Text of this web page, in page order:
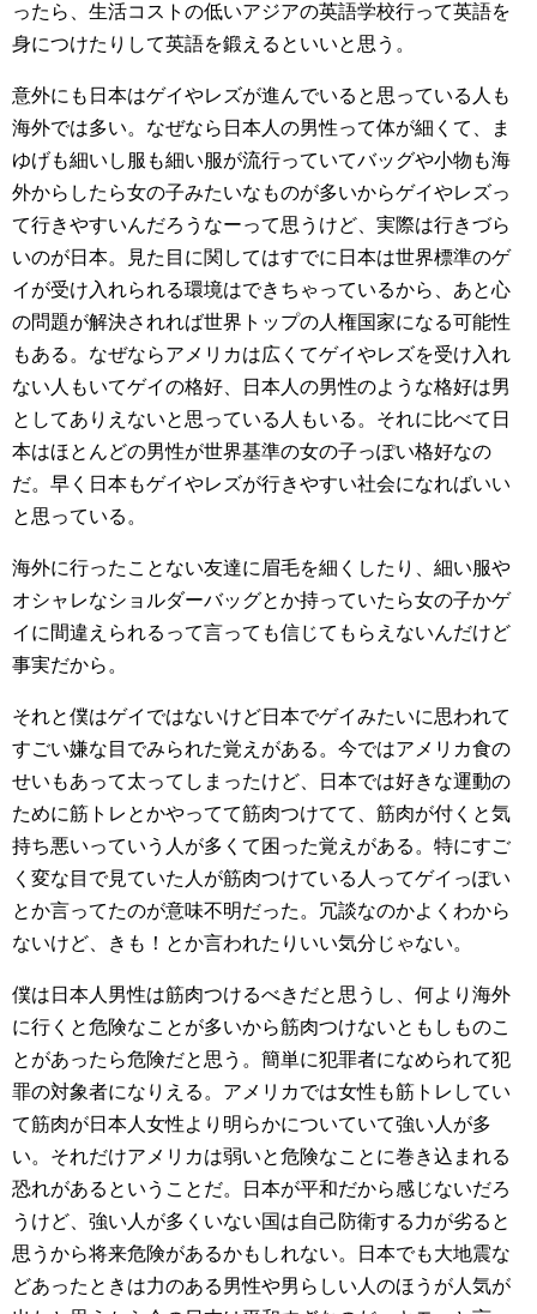
ったら、生活コストの低いアジアの英語学校行って英語を
身につけたりして英語を鍛えるといいと思う。
意外にも日本はゲイやレズが進んでいると思っている人も
海外では多い。なぜなら日本人の男性って体が細くて、ま
ゆげも細いし服も細い服が流行っていてバッグや小物も海
外からしたら女の子みたいなものが多いからゲイやレズっ
て行きやすいんだろうなーって思うけど、実際は行きづら
いのが日本。見た目に関してはすでに日本は世界標準のゲ
イが受け入れられる環境はできちゃっているから、あと心
の問題が解決されれば世界トップの人権国家になる可能性
もある。なぜならアメリカは広くてゲイやレズを受け入れ
ない人もいてゲイの格好、日本人の男性のような格好は男
としてありえないと思っている人もいる。それに比べて日
本はほとんどの男性が世界基準の女の子っぽい格好なの
だ。早く日本もゲイやレズが行きやすい社会になればいい
と思っている。
海外に行ったことない友達に眉毛を細くしたり、細い服や
オシャレなショルダーバッグとか持っていたら女の子かゲ
イに間違えられるって言っても信じてもらえないんだけど
事実だから。
それと僕はゲイではないけど日本でゲイみたいに思われて
すごい嫌な目でみられた覚えがある。今ではアメリカ食の
せいもあって太ってしまったけど、日本では好きな運動の
ために筋トレとかやってて筋肉つけてて、筋肉が付くと気
持ち悪いっていう人が多くて困った覚えがある。特にすご
く変な目で見ていた人が筋肉つけている人ってゲイっぽい
とか言ってたのが意味不明だった。冗談なのかよくわから
ないけど、きも！とか言われたりいい気分じゃない。
僕は日本人男性は筋肉つけるべきだと思うし、何より海外
に行くと危険なことが多いから筋肉つけないともしものこ
とがあったら危険だと思う。簡単に犯罪者になめられて犯
罪の対象者になりえる。アメリカでは女性も筋トレしてい
て筋肉が日本人女性より明らかについていて強い人が多
い。それだけアメリカは弱いと危険なことに巻き込まれる
恐れがあるということだ。日本が平和だから感じないだろ
うけど、強い人が多くいない国は自己防衛する力が劣ると
思うから将来危険があるかもしれない。日本でも大地震な
どあったときは力のある男性や男らしい人のほうが人気が